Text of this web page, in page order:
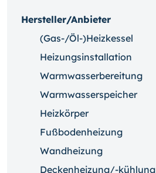
Hersteller/Anbieter
(Gas-/Öl-)Heizkessel
Heizungsinstallation
Warmwasserbereitung
Warmwasserspeicher
Heizkörper
Fußbodenheizung
Wandheizung
Deckenheizung/-kühlung